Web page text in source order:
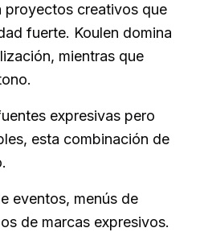
proyectos creativos que
fuerte. Koulen domina
mientras que
expresivas pero
esta combinación de
eventos, menús de
de marcas expresivos.